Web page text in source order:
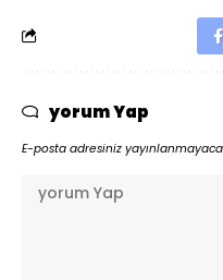
yorum Yap
E-posta adresiniz